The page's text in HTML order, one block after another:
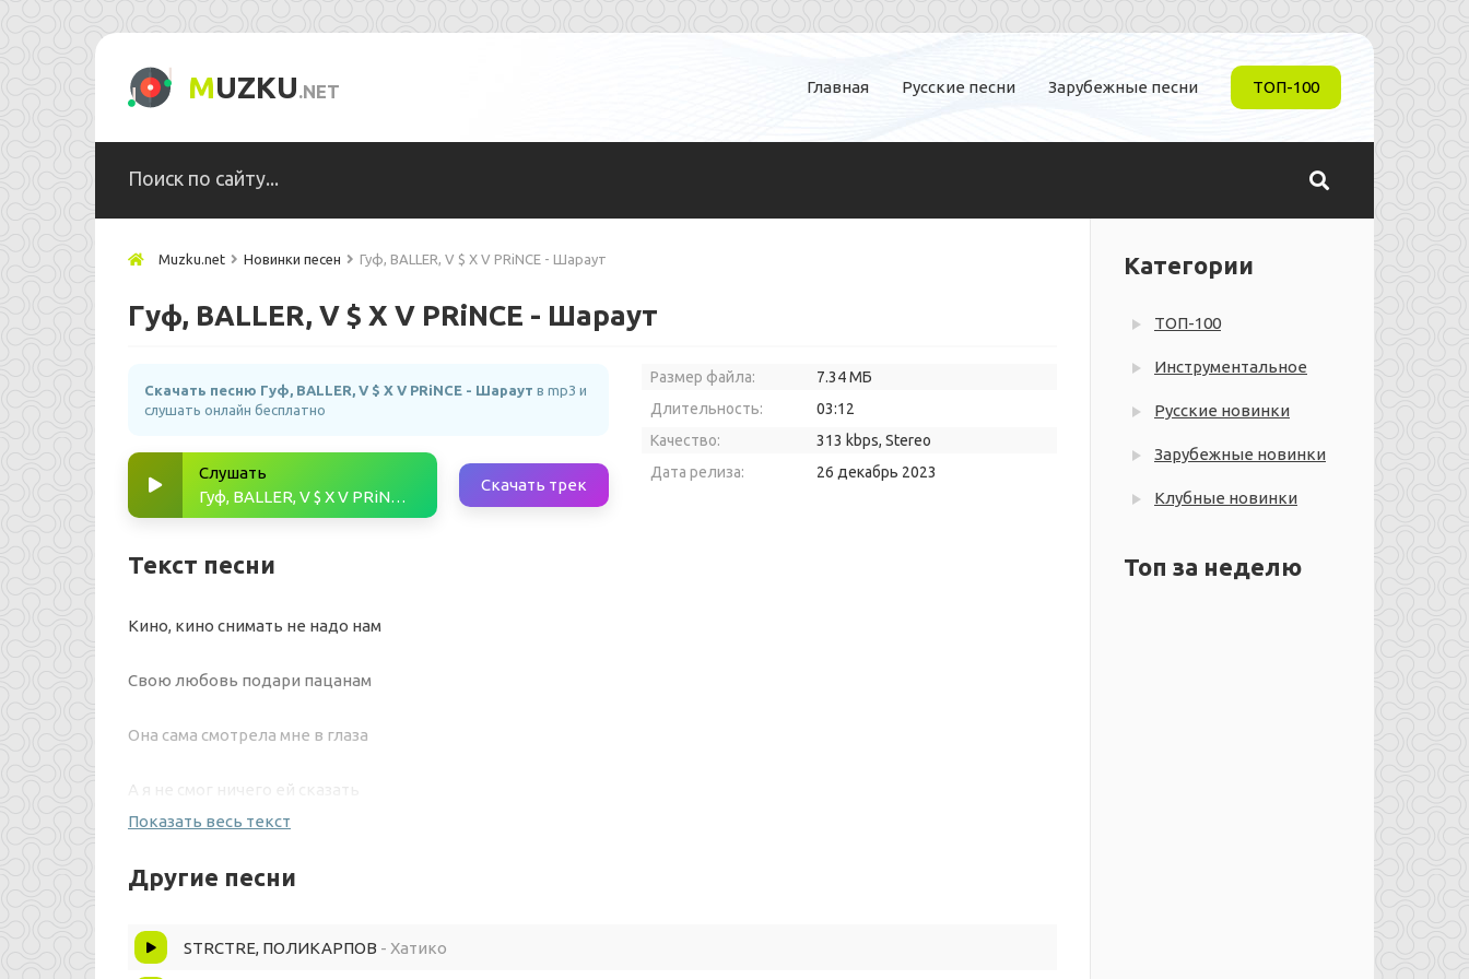
MUZKU.NET Главная Русские песни Зарубежные песни ТОП-100
Muzku.net Новинки песен Гуф, BALLER, V $ X V PRiNCE - Шараут
Гуф, BALLER, V $ X V PRiNCE - Шараут
Скачать песню Гуф, BALLER, V $ X V PRiNCE - Шараут в mp3 и
слушать онлайн бесплатно
Слушать
Гуф, BALLER, V $ X V PRiNCE - Шараут
Скачать трек
Размер файла:
7.34 МБ
Длительность:
03:12
Качество:
313 kbps, Stereo
Дата релиза:
26 декабрь 2023
Текст песни
Кино, кино снимать не надо нам
Свою любовь подари пацанам
Она сама смотрела мне в глаза
А я не смог ничего ей сказать
Цветы букет подарил в пустоту
Показать весь текст
Другие песни
STRCTRE, ПОЛИКАРПОВ - Хатико
Категории
ТОП-100
Инструментальное
Русские новинки
Зарубежные новинки
Клубные новинки
Топ за неделю